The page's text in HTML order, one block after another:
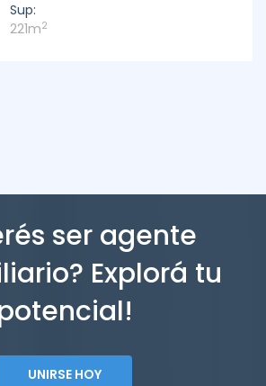
Sup:
221m2
ser agente
Explorá tu
UNIRSE HOY